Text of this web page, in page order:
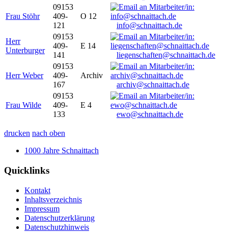
Frau Stöhr
09153
409-
121
O 12
info@schnaittach.de
Herr
Unterburger
09153
409-
141
E 14
liegenschaften@schnaittach.de
Herr Weber
09153
409-
167
Archiv
archiv@schnaittach.de
Frau Wilde
09153
409-
133
E 4
ewo@schnaittach.de
drucken nach oben
1000 Jahre Schnaittach
Quicklinks
Kontakt
Inhaltsverzeichnis
Impressum
Datenschutzerklärung
Datenschutzhinweis